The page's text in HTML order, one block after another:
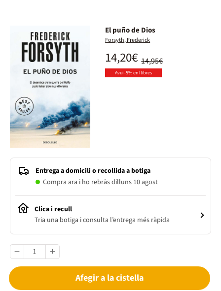
El puño de Dios
Forsyth, Frederick
14,95€
14,20€
Avui -5% en llibres
Entrega a domicili o recollida a botiga
Compra ara i ho rebràs dilluns 10 agost
Clica i recull
Tria una botiga i consulta l’entrega més ràpida
Afegir a la cistella